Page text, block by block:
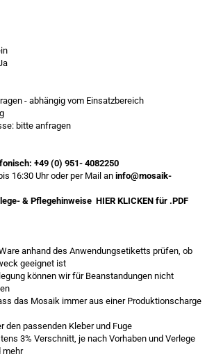
- abhängig vom Einsatzbereich
bitte anfragen
+49 (0) 951- 4082250
16:30 Uhr oder per Mail an info@mosaik-
& Pflegehinweise HIER KLICKEN für .PDF
anhand des Anwendungsetiketts prüfen, ob
geeignet ist
können wir für Beanstandungen nicht
das Mosaik immer aus einer Produktionscharge
den passenden Kleber und Fuge
3% Verschnitt, je nach Vorhaben und Verlege
mehr